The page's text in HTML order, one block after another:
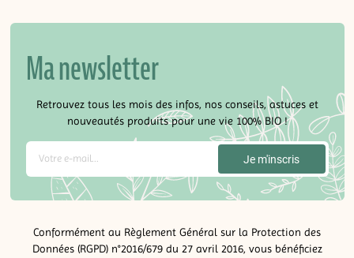
Ma newsletter
Retrouvez tous les mois des infos, nos conseils, astuces et
nouveautés produits pour une vie 100% BIO !
Conformément au Règlement Général sur la Protection des
Données (RGPD) n°2016/679 du 27 avril 2016, vous bénéficiez